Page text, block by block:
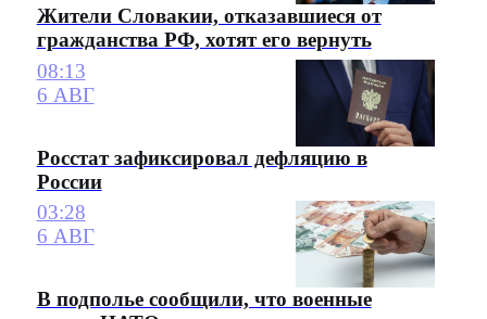
Жители Словакии, отказавшиеся от
гражданства РФ, хотят его вернуть
08:13
6 АВГ
Росстат зафиксировал дефляцию в
России
03:28
6 АВГ
В подполье сообщили, что военные